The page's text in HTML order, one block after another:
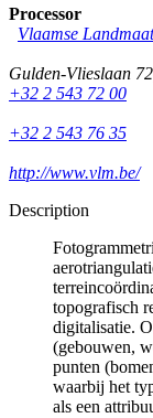
Processor
Vlaamse
Gulden-Vlieslaan 72
+32 2 543 72 00
+32 2 543 76 35
http://www.vlm.be/
Description
topografisch
digitalisatie.
(gebouwen,
punten
waarbij het
als een